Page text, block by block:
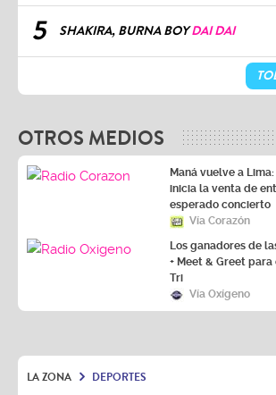
5 SHAKIRA, BURNA BOYDAI DAI
OTROS MEDIOS
Maná vuelve a
inicia la venta de
esperado concierto
Vía Corazón
Los ganadores de
+ Meet & Greet
Tri
Vía Oxígeno
LA ZONA DEPORTES